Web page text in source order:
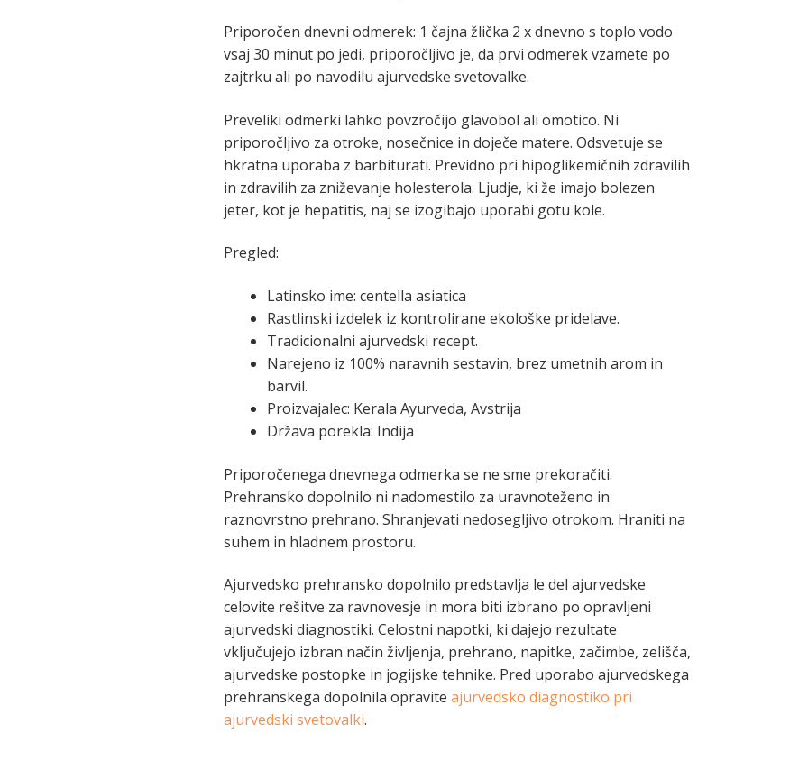
Priporočen dnevni odmerek: 1 čajna žlička 2 x dnevno s toplo vodo
vsaj 30 minut po jedi, priporočljivo je, da prvi odmerek vzamete po
zajtrku ali po navodilu ajurvedske svetovalke.
Preveliki odmerki lahko povzročijo glavobol ali omotico. Ni
priporočljivo za otroke, nosečnice in doječe matere. Odsvetuje se
hkratna uporaba z barbiturati. Previdno pri hipoglikemičnih zdravilih
in zdravilih za zniževanje holesterola. Ljudje, ki že imajo bolezen
jeter, kot je hepatitis, naj se izogibajo uporabi gotu kole.
Pregled:
Latinsko ime: centella asiatica
Rastlinski izdelek iz kontrolirane ekološke pridelave.
Tradicionalni ajurvedski recept.
Narejeno iz 100% naravnih sestavin, brez umetnih arom in
barvil.
Proizvajalec: Kerala Ayurveda, Avstrija
Država porekla: Indija
Priporočenega dnevnega odmerka se ne sme prekoračiti.
Prehransko dopolnilo ni nadomestilo za uravnoteženo in
raznovrstno prehrano. Shranjevati nedosegljivo otrokom. Hraniti na
suhem in hladnem prostoru.
Ajurvedsko prehransko dopolnilo predstavlja le del ajurvedske
celovite rešitve za ravnovesje in mora biti izbrano po opravljeni
ajurvedski diagnostiki. Celostni napotki, ki dajejo rezultate
vključujejo izbran način življenja, prehrano, napitke, začimbe, zelišča,
ajurvedske postopke in jogijske tehnike. Pred uporabo ajurvedskega
prehranskega dopolnila opravite ajurvedsko diagnostiko pri
ajurvedski svetovalki.